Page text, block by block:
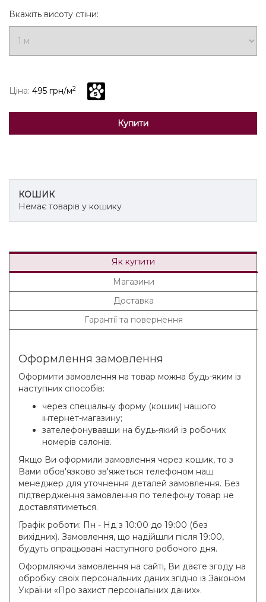
Вкажіть висоту стіни:
Ціна: 495 грн/м2
Купити
КОШИК
Немає товарів у кошику
Як купити
Магазини
Доставка
Гарантії та повернення
Оформлення замовлення
Оформити замовлення на товар можна будь-яким із
наступних способів:
через спеціальну форму (кошик) нашого
інтернет-магазину;
зателефонувавши на будь-який із робочих
номерів салонів.
Якщо Ви оформили замовлення через кошик, то з
Вами обов'язково зв'яжеться телефоном наш
менеджер для уточнення деталей замовлення. Без
підтвердження замовлення по телефону товар не
доставлятиметься.
Графік роботи: Пн - Нд з 10:00 до 19:00 (без
вихідних). Замовлення, що надійшли після 19:00,
будуть опрацьовані наступного робочого дня.
Оформляючи замовлення на сайті, Ви даєте згоду на
обробку своїх персональних даних згідно із Законом
України «Про захист персональних даних».